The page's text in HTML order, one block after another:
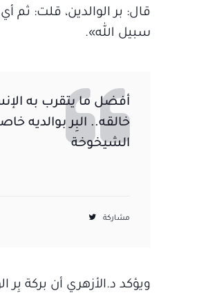
قال: بر الوالدين، قلت: ثم
سبيل الله».
أفضل ما يتقرب به
خالقه.. البِر بوالديه
الشيخوخة
مشاركة
ويؤكد د.الأزهري أن بركة بِر